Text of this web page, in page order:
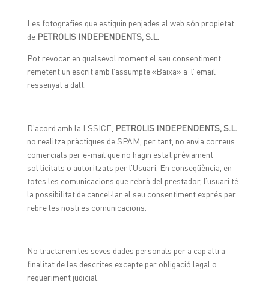
Les fotografies que estiguin penjades al web són propietat
de PETROLIS INDEPENDENTS, S.L.
Pot revocar en qualsevol moment el seu consentiment
remetent un escrit amb l’assumpte «Baixa» a l’ email
ressenyat a dalt.
D’acord amb la LSSICE, PETROLIS INDEPENDENTS, S.L.
no realitza pràctiques de SPAM, per tant, no envia correus
comercials per e-mail que no hagin estat prèviament
sol·licitats o autoritzats per l’Usuari. En conseqüència, en
totes les comunicacions que rebrà del prestador, l’usuari té
la possibilitat de cancel·lar el seu consentiment exprés per
rebre les nostres comunicacions.
No tractarem les seves dades personals per a cap altra
finalitat de les descrites excepte per obligació legal o
requeriment judicial.